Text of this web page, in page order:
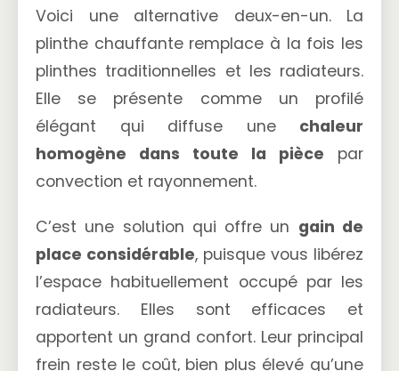
Voici une alternative deux-en-un. La
plinthe chauffante remplace à la fois les
plinthes traditionnelles et les radiateurs.
Elle se présente comme un profilé
élégant qui diffuse une chaleur
homogène dans toute la pièce par
convection et rayonnement.
C’est une solution qui offre un gain de
place considérable, puisque vous libérez
l’espace habituellement occupé par les
radiateurs. Elles sont efficaces et
apportent un grand confort. Leur principal
frein reste le coût, bien plus élevé qu’une